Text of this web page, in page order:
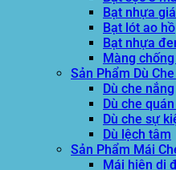
Bạt nhựa
Bạt lót ao hồ
Bạt nhựa
Màng
Sản Phẩm Dù
Dù che nắng
Dù che
Dù che sự
Dù lệch tâm
Sản Phẩm Mái
Mái hiên di